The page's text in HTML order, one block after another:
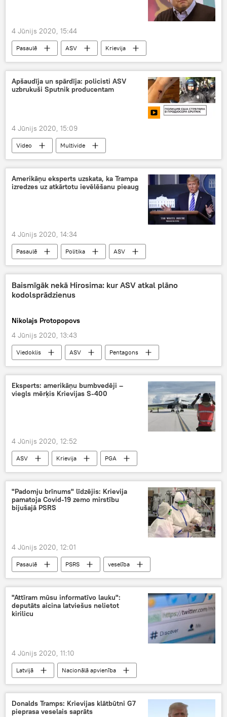
4 Jūnijs 2020, 15:44
Pasaulē ASV
Krievija
kodolieroči
Apšaudīja un spārdīja: policisti ASV
uzbrukuši Sputnik producentam
4 Jūnijs 2020, 15:09
Video Multivide
Amerikāņu eksperts uzskata, ka Trampa
izredzes uz atkārtotu ievēlēšanu pieaug
4 Jūnijs 2020, 14:34
Pasaulē Politika
ASV
Donalds Tramps
prezidenta vēlēšanas
Baismīgāk nekā Hirosima: kur ASV atkal plāno
kodolsprādzienus
Nikolajs Protopopovs
4 Jūnijs 2020, 13:43
Viedoklis ASV
Pentagons
kodolieroči
Eksperts: amerikāņu bumbvedēji –
viegls mērķis Krievijas S-400
4 Jūnijs 2020, 12:52
ASV Krievija PGA
"Padomju brīnums" līdzējis: Krievija
pamatoja Covid-19 zemo mirstību
bijušajā PSRS
4 Jūnijs 2020, 12:01
Pasaulē PSRS
veselība
koronavīruss
pandēmija
"Attīram mūsu informatīvo lauku":
deputāts aicina latviešus nelietot
kirilicu
4 Jūnijs 2020, 11:10
Latvijā
Nacionālā apvienība
latviešu valoda
sociālie tīkli
Donalds Tramps: Krievijas klātbūtni G7
pieprasa veselais saprāts